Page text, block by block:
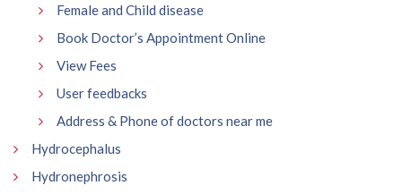
Female and Child disease
Book Doctor’s Appointment Online
View Fees
User feedbacks
Address & Phone of doctors near me
Hydrocephalus
Hydronephrosis